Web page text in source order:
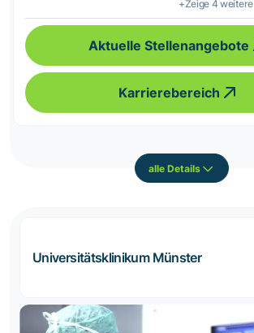
+Zeige 4 weitere
Aktuelle Stellenangebote
Karrierebereich
alle Details
Universitätsklinikum Münster